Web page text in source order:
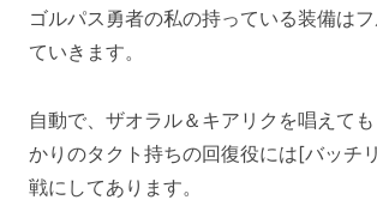
ゴルパス勇者の私の持っている装備は
ていきます。
自動で、ザオラル＆キアリクを唱えて
かりのタクト持ちの回復役には[バッチ
戦にしてあります。